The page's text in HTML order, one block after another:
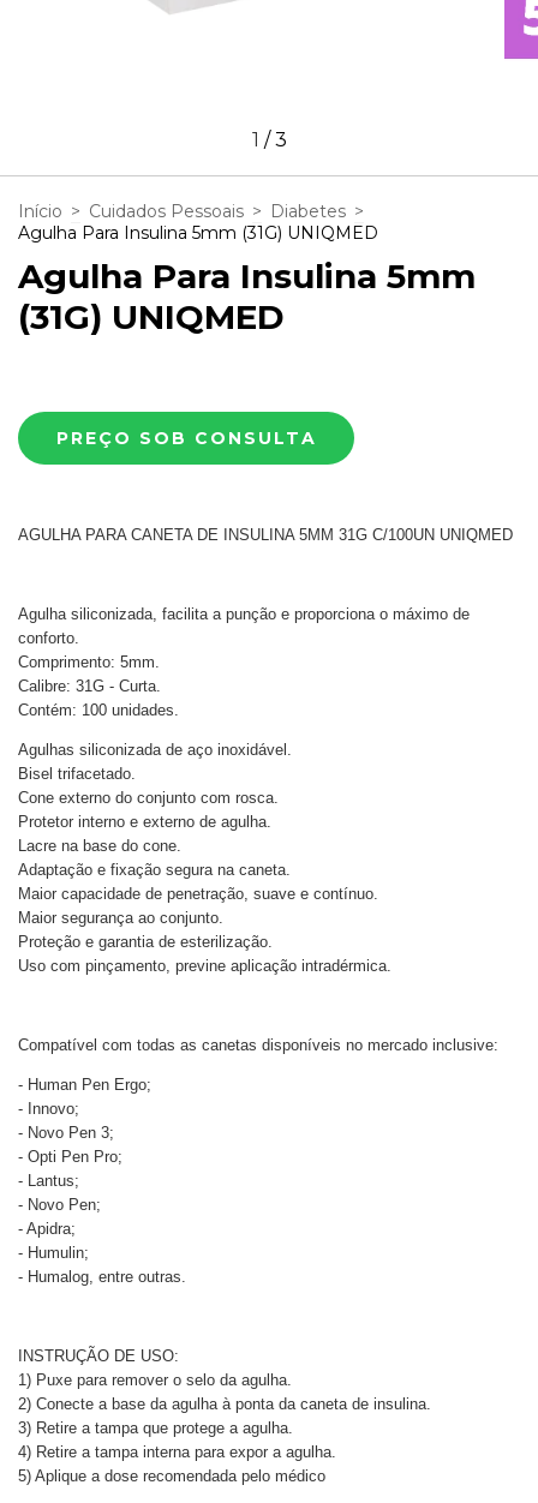
1 /3
Início > Cuidados Pessoais > Diabetes >
Agulha Para Insulina 5mm (31G) UNIQMED
Agulha Para Insulina 5mm
(31G) UNIQMED
AGULHA PARA CANETA DE INSULINA 5MM 31G C/100UN UNIQMED
Agulha siliconizada, facilita a punção e proporciona o máximo de
conforto.
Comprimento: 5mm.
Calibre: 31G - Curta.
Contém: 100 unidades.
Agulhas siliconizada de aço inoxidável.
Bisel trifacetado.
Cone externo do conjunto com rosca.
Protetor interno e externo de agulha.
Lacre na base do cone.
Adaptação e fixação segura na caneta.
Maior capacidade de penetração, suave e contínuo.
Maior segurança ao conjunto.
Proteção e garantia de esterilização.
Uso com pinçamento, previne aplicação intradérmica.
Compatível com todas as canetas disponíveis no mercado inclusive:
- Human Pen Ergo;
- Innovo;
- Novo Pen 3;
- Opti Pen Pro;
- Lantus;
- Novo Pen;
- Apidra;
- Humulin;
- Humalog, entre outras.
INSTRUÇÃO DE USO:
1) Puxe para remover o selo da agulha.
2) Conecte a base da agulha à ponta da caneta de insulina.
3) Retire a tampa que protege a agulha.
4) Retire a tampa interna para expor a agulha.
5) Aplique a dose recomendada pelo médico